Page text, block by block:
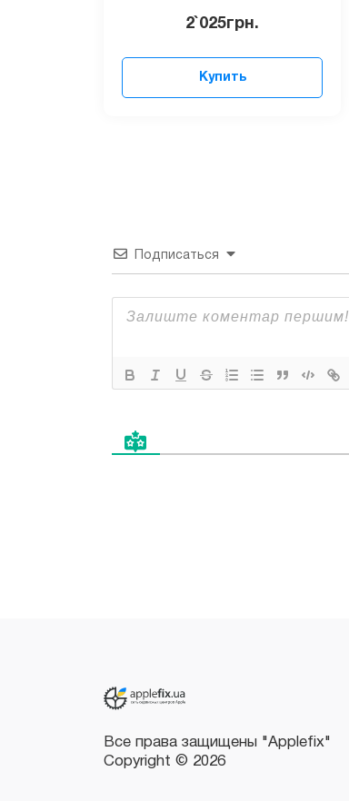
2`025грн.
Купить
Подписаться